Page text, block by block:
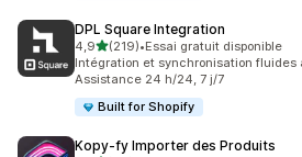
DPL Square Integration
4,9étoile(s) sur 5
(219)
219 avis au total
•Essai gratuit disponible
Intégration et synchronisation fluides
Assistance 24 h/24, 7 j/7
Built for Shopify
Kopy‑fy Importer des Produits